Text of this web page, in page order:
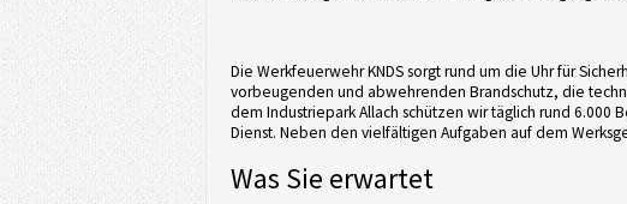
Die Werkfeuerwehr KNDS sorgt rund um die Uhr für
vorbeugenden und abwehrenden Brandschutz, die
dem Industriepark Allach schützen wir täglich rund
Dienst. Neben den vielfältigen Aufgaben auf dem
Was Sie erwartet